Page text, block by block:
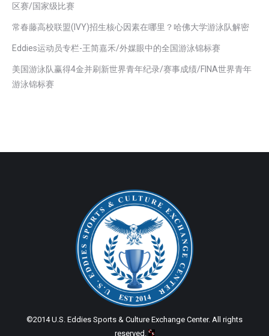
区赛/国家级比赛
常春藤高校联盟(IVY)招生核心因素在哪里？哈佛大学游泳队解密
Eddies运动员专栏-王简嘉禾/外媒眼中的全国游泳锦标赛
美国游泳队赢得4金并刷新世界青年纪录/赛事成绩/FINA世界青年
游泳锦标赛
©2014 U.S. Eddies Sports & Culture Exchange Center. All rights
reserved.